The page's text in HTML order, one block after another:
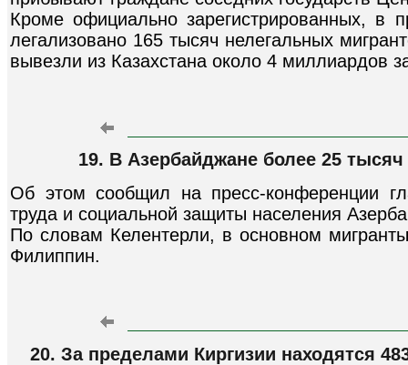
Кроме официально зарегистрированных, в
легализовано 165 тысяч нелегальных
вывезли из Казахстана около 4 миллиардов
19. В Азербайджане более 25
Об этом сообщил на пресс-конференции
труда и социальной защиты населения
По словам Келентерли, в основном
Филиппин.
20. За пределами Киргизии находятся